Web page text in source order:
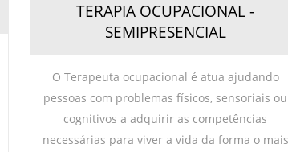
TERAPIA OCUPACIONAL -
SEMIPRESENCIAL
O Terapeuta ocupacional é atua ajudando
pessoas com problemas físicos, sensoriais ou
cognitivos a adquirir as competências
necessárias para viver a vida da forma o mais